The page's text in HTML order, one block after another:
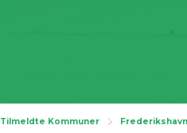
Tilmeldte Kommuner